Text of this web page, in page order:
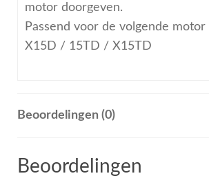
motor doorgeven.
Passend voor de volgende motor
X15D / 15TD / X15TD
Beoordelingen (0)
Beoordelingen